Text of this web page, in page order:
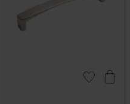
Gem som